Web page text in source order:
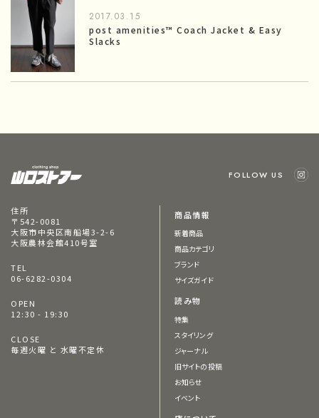
2017.03.15
post amenities™ Coach Jacket & Easy
Slacks
FOLLOW US
住所
〒542-0081
大阪市中央区南船場3-2-6
大阪農林会館410号室
TEL
06-6282-0304
OPEN
12:30 - 19:30
CLOSE
毎週火曜 と 水曜不定休
商品情報
新着商品
商品カテゴリ
ブランド
サイズガイド
読み物
特集
スタイリング
ジャーナル
旧サイトの投稿
お知らせ
イベント